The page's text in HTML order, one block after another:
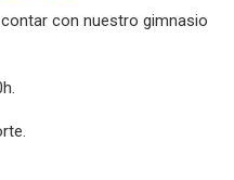
con nuestro gimnasio